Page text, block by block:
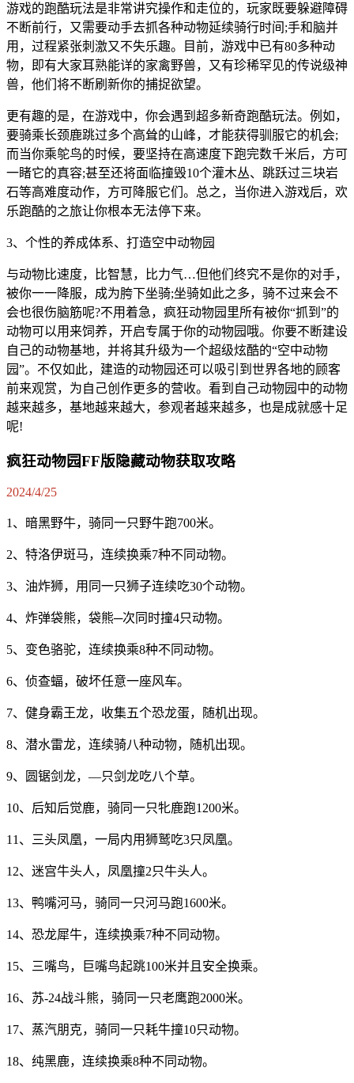
游戏的跑酷玩法是非常讲究操作和走位的，玩家既要躲避障碍
不断前行，又需要动手去抓各种动物延续骑行时间;手和脑并
用，过程紧张刺激又不失乐趣。目前，游戏中已有80多种动
物，即有大家耳熟能详的家禽野兽，又有珍稀罕见的传说级神
兽，他们将不断刷新你的捕捉欲望。
更有趣的是，在游戏中，你会遇到超多新奇跑酷玩法。例如，
要骑乘长颈鹿跳过多个高耸的山峰，才能获得驯服它的机会;
而当你乘鸵鸟的时候，要坚持在高速度下跑完数千米后，方可
一睹它的真容;甚至还将面临撞毁10个灌木丛、跳跃过三块岩
石等高难度动作，方可降服它们。总之，当你进入游戏后，欢
乐跑酷的之旅让你根本无法停下来。
3、个性的养成体系、打造空中动物园
与动物比速度，比智慧，比力气…但他们终究不是你的对手，
被你一一降服，成为胯下坐骑;坐骑如此之多，骑不过来会不
会也很伤脑筋呢?不用着急，疯狂动物园里所有被你“抓到”的
动物可以用来饲养，开启专属于你的动物园哦。你要不断建设
自己的动物基地，并将其升级为一个超级炫酷的“空中动物
园”。不仅如此，建造的动物园还可以吸引到世界各地的顾客
前来观赏，为自己创作更多的营收。看到自己动物园中的动物
越来越多，基地越来越大，参观者越来越多，也是成就感十足
呢!
疯狂动物园FF版隐藏动物获取攻略
2024/4/25
1、暗黑野牛，骑同一只野牛跑700米。
2、特洛伊斑马，连续换乘7种不同动物。
3、油炸狮，用同一只狮子连续吃30个动物。
4、炸弹袋熊，袋熊─次同时撞4只动物。
5、变色骆驼，连续换乘8种不同动物。
6、侦查蝠，破坏任意一座风车。
7、健身霸王龙，收集五个恐龙蛋，随机出现。
8、潜水雷龙，连续骑八种动物，随机出现。
9、圆锯剑龙，—只剑龙吃八个草。
10、后知后觉鹿，骑同一只牝鹿跑1200米。
11、三头凤凰，一局内用狮鹫吃3只凤凰。
12、迷宫牛头人，凤凰撞2只牛头人。
13、鸭嘴河马，骑同一只河马跑1600米。
14、恐龙犀牛，连续换乘7种不同动物。
15、三嘴鸟，巨嘴鸟起跳100米并且安全换乘。
16、苏-24战斗熊，骑同一只老鹰跑2000米。
17、蒸汽朋克，骑同一只耗牛撞10只动物。
18、纯黑鹿，连续换乘8种不同动物。